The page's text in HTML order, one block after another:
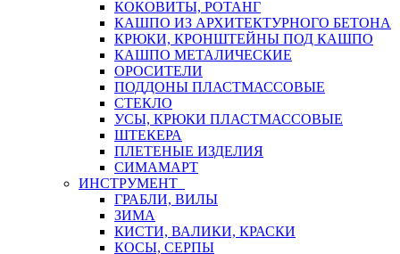
КОКОВИТЫ, РОТАНГ
КАШПО ИЗ АРХИТЕКТУРНОГО БЕТОНА
КРЮКИ, КРОНШТЕЙНЫ ПОД КАШПО
КАШПО МЕТАЛИЧЕСКИЕ
ОРОСИТЕЛИ
ПОДДОНЫ ПЛАСТМАССОВЫЕ
СТЕКЛО
УСЫ, КРЮКИ ПЛАСТМАССОВЫЕ
ШТЕКЕРА
ПЛЕТЕНЫЕ ИЗДЕЛИЯ
СИМАМАРТ
ИНСТРУМЕНТ
ГРАБЛИ, ВИЛЫ
ЗИМА
КИСТИ, ВАЛИКИ, КРАСКИ
КОСЫ, СЕРПЫ